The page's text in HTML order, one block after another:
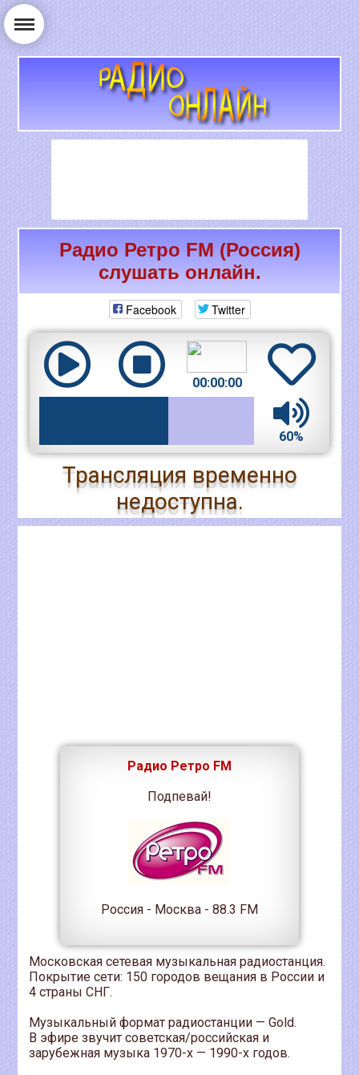
РАДИО ОНЛАЙН
Радио Ретро FM (Россия)
слушать онлайн.
Facebook Twitter
00:00:00
60%
Трансляция временно
недоступна.
Радио Ретро FM
Подпевай!
Россия - Москва - 88.3 FM
Московская сетевая музыкальная радиостанция.
Покрытие сети: 150 городов вещания в России и
4 страны СНГ.
Музыкальный формат радиостанции — Gold.
В эфире звучит советская/российская и
зарубежная музыка 1970-х — 1990-х годов.